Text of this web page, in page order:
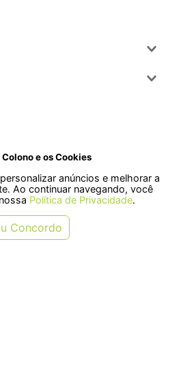
Colono e os Cookies
anúncios e melhorar a
Ao continuar navegando, você
Política de Privacidade.
Concordo
- Centro, Indaial - SC, 89080-018